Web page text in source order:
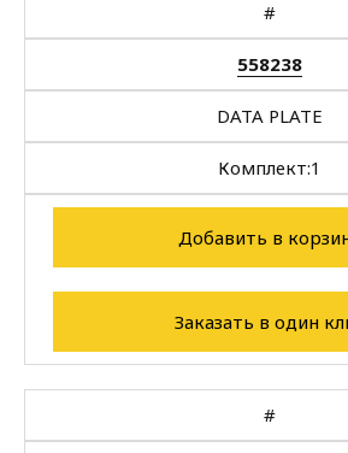
#
558238
DATA PLATE
Комплект:1
Добавить в
Заказать в один
#